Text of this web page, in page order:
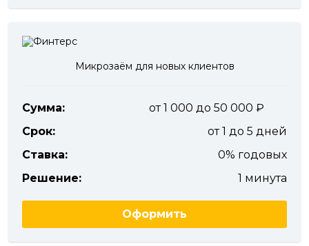
Микрозаём для новых клиентов
Сумма:
от 1 000 до 50 000
Срок:
от 1 до 5 дней
Ставка:
0% годовых
Решение:
1 минута
Оформить